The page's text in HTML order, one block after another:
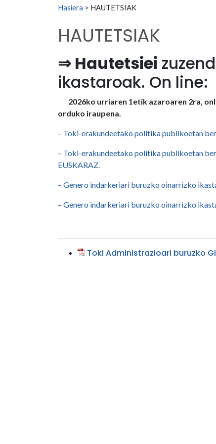
Search for:
Hasiera > HAUTETSIAK
HAUTETSIAK
⇒ Hautetsiei
ikastaroak. On line:
2026ko urriaren 1etik azaroaren 2ra,
orduko iraupena.
– Toki-erakundeetako politika publikoetan
– Toki-erakundeetako politika publikoetan
EUSKARAZ.
– Genero indarkeriari buruzko oinarrizko
– Genero indarkeriari buruzko oinarrizko
Toki Administrazioari buruzko